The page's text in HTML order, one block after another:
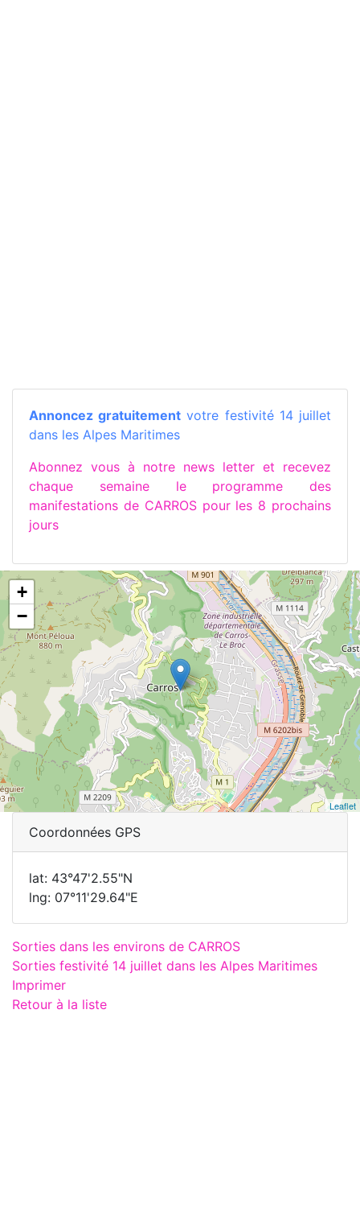
Annoncez gratuitement votre festivité 14 juillet
dans les Alpes Maritimes
Abonnez vous à notre news letter et recevez
chaque semaine le programme des
manifestations de CARROS pour les 8 prochains
jours
+
−
Leaflet
Coordonnées GPS
lat: 43°47'2.55"N
lng: 07°11'29.64"E
Sorties dans les environs de CARROS
Sorties festivité 14 juillet dans les Alpes Maritimes
Imprimer
Retour à la liste